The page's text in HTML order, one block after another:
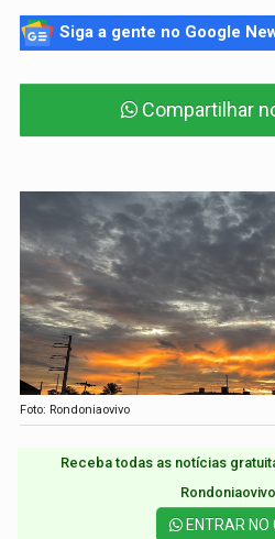
Siga a gente no Google
Compartilhar
Foto: Rondoniaovivo
Receba todas as notícias
ENTRAR NO